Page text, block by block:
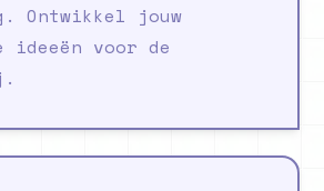
Ontwikkel jouw
ideeën voor de